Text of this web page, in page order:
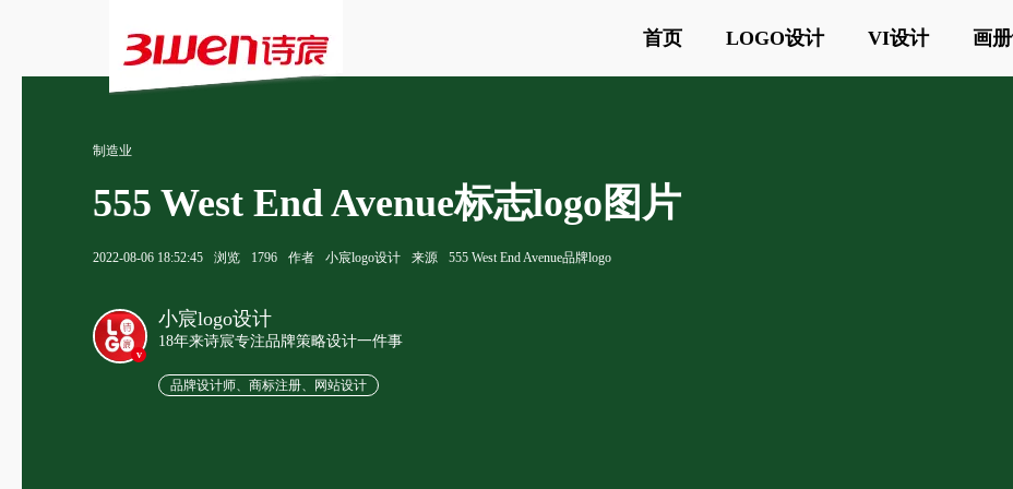
首页 LOGO设计 VI设计 画
制造业
555 West End Avenue标志logo图片
2022-08-06 18:52:45 浏览 1796 作者 小宸logo设计 来源 555 West End Avenue品牌logo
v
小宸logo设计
18年来诗宸专注品牌策略设计一件事
品牌设计师、商标注册、网站设计